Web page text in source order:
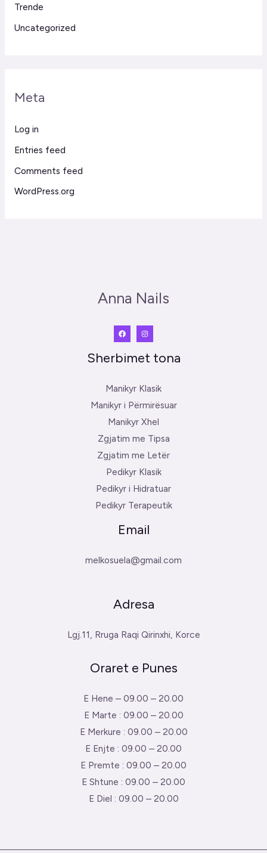
Trende
Uncategorized
Meta
Log in
Entries feed
Comments feed
WordPress.org
Anna Nails
Sherbimet tona
Manikyr Klasik
Manikyr i Përmirësuar
Manikyr Xhel
Zgjatim me Tipsa
Zgjatim me Letër
Pedikyr Klasik
Pedikyr i Hidratuar
Pedikyr Terapeutik
Email
melkosuela@gmail.com
Adresa
Lgj.11, Rruga Raqi Qirinxhi, Korce
Oraret e Punes
E Hene – 09.00 – 20.00
E Marte : 09.00 – 20.00
E Merkure : 09.00 – 20.00
E Enjte : 09.00 – 20.00
E Premte : 09.00 – 20.00
E Shtune : 09.00 – 20.00
E Diel : 09.00 – 20.00